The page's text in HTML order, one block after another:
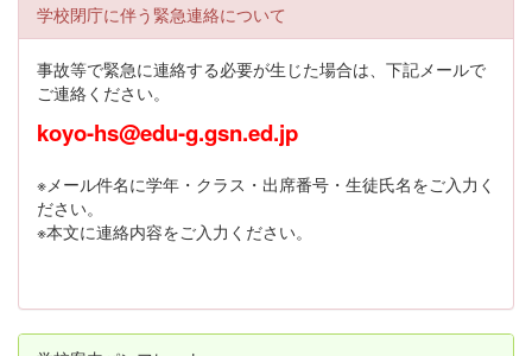
学校閉庁に伴う緊急連絡について
事故等で緊急に連絡する必要が生じた場合は、下記メールで
ご連絡ください。
koyo-hs@edu-g.gsn.ed.jp
※メール件名に学年・クラス・出席番号・生徒氏名をご入力く
ださい。
※本文に連絡内容をご入力ください。